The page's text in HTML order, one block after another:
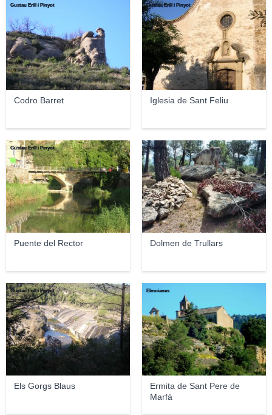
Codro Barret
Gustau Erill i Pinyot
Iglesia de Sant Feliu
Gustau Erill i Pinyot
Puente del Rector
Gustau Erill i Pinyot
Dolmen de Trullars
Claudefà
Els Gorgs Blaus
Gustau Erill i Pinyot
Ermita de Sant Pere de
Marfà
Elmoianes